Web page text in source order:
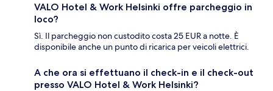
VALO Hotel & Work Helsinki offre parcheggio in
loco?
Sì. Il parcheggio non custodito costa 25 EUR a notte. È
disponibile anche un punto di ricarica per veicoli elettrici.
A che ora si effettuano il check-in e il check-out
presso VALO Hotel & Work Helsinki?